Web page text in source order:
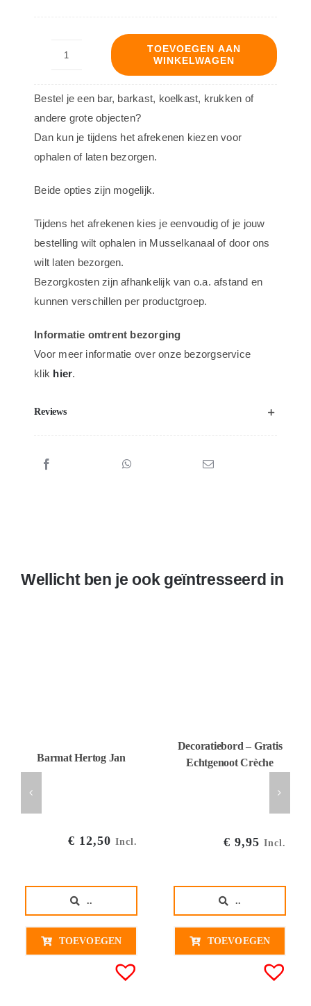
Decoratiebord
ontwerp
1317
aantal
TOEVOEGEN AAN
WINKELWAGEN
Bestel je een bar, barkast, koelkast, krukken of
andere grote objecten?
Dan kun je tijdens het afrekenen kiezen voor
ophalen of laten bezorgen.
Beide opties zijn mogelijk.
Tijdens het afrekenen kies je eenvoudig of je jouw
bestelling wilt ophalen in Musselkanaal of door ons
wilt laten bezorgen.
Bezorgkosten zijn afhankelijk van o.a. afstand en
kunnen verschillen per productgroep.
Informatie omtrent bezorging
Voor meer informatie over onze bezorgservice
klik hier.
Reviews
Wellicht ben je ook geïntresseerd in
Barmat Hertog Jan
€ 12,50 Incl.
..
TOEVOEGEN
Decoratiebord – Gratis
Echtgenoot Crèche
€ 9,95 Incl.
..
TOEVOEGEN